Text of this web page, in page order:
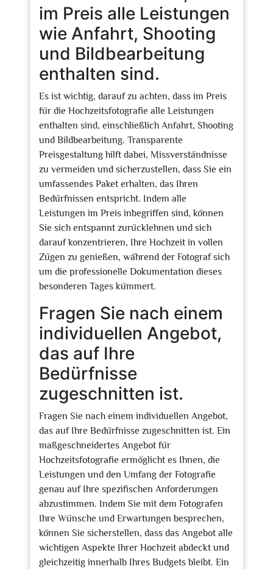
im Preis alle Leistungen
wie Anfahrt, Shooting
und Bildbearbeitung
enthalten sind.
Es ist wichtig, darauf zu achten, dass im Preis
für die Hochzeitsfotografie alle Leistungen
enthalten sind, einschließlich Anfahrt, Shooting
und Bildbearbeitung. Transparente
Preisgestaltung hilft dabei, Missverständnisse
zu vermeiden und sicherzustellen, dass Sie ein
umfassendes Paket erhalten, das Ihren
Bedürfnissen entspricht. Indem alle
Leistungen im Preis inbegriffen sind, können
Sie sich entspannt zurücklehnen und sich
darauf konzentrieren, Ihre Hochzeit in vollen
Zügen zu genießen, während der Fotograf sich
um die professionelle Dokumentation dieses
besonderen Tages kümmert.
Fragen Sie nach einem
individuellen Angebot,
das auf Ihre
Bedürfnisse
zugeschnitten ist.
Fragen Sie nach einem individuellen Angebot,
das auf Ihre Bedürfnisse zugeschnitten ist. Ein
maßgeschneidertes Angebot für
Hochzeitsfotografie ermöglicht es Ihnen, die
Leistungen und den Umfang der Fotografie
genau auf Ihre spezifischen Anforderungen
abzustimmen. Indem Sie mit dem Fotografen
Ihre Wünsche und Erwartungen besprechen,
können Sie sicherstellen, dass das Angebot alle
wichtigen Aspekte Ihrer Hochzeit abdeckt und
gleichzeitig innerhalb Ihres Budgets bleibt. Ein